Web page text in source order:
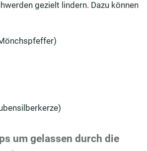
gezielt lindern. Dazu können
um gelassen durch die